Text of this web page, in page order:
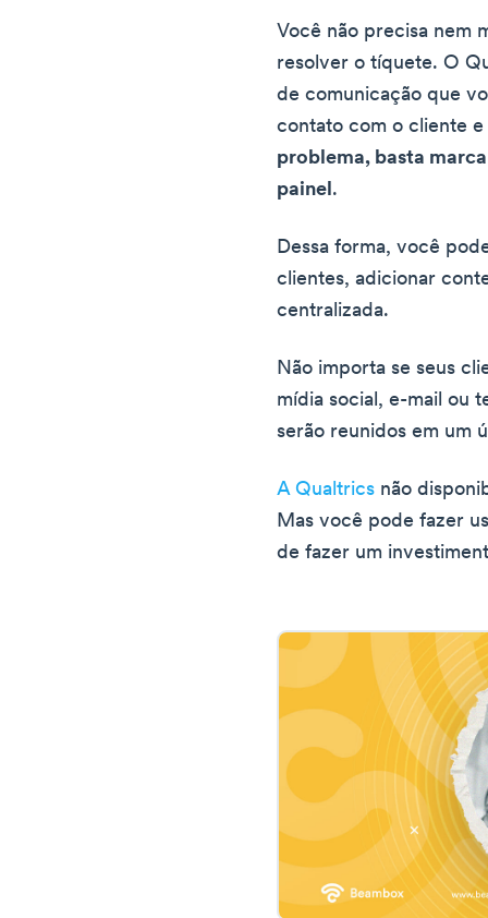
Você não precisa nem
resolver o tíquete. O
de comunicação que
contato com o cliente
problema, basta
painel.
Dessa forma, você
clientes, adicionar
centralizada.
Não importa se seus
mídia social, e-mail ou
serão reunidos em um
A Qualtrics não
Mas você pode fazer
de fazer um